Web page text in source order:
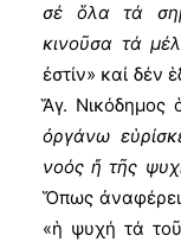
σέ ὅλα τά
κινοῦσα τά
ἐστίν» καί δέν
Ἅγ. Νικόδημος
ὀργάνω
νοός ἤ τῆς
Ὅπως ἀναφέρει
«ἡ ψυχή τά τοῦ